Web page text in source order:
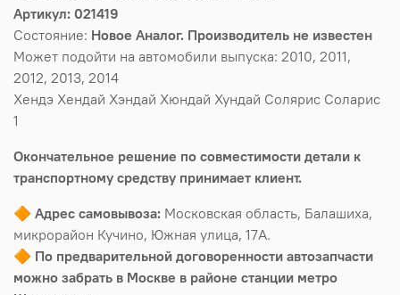
Артикул: 021419
Состояние: Новое Аналог. Производитель не известен
Может подойти на автомобили выпуска: 2010, 2011,
2012, 2013, 2014
Хендэ Хендай Хэндай Хюндай Хундай Солярис Соларис
1
Окончательное решение по совместимости детали к
транспортному средству принимает клиент.
🔶 Адрес самовывоза: Московская область, Балашиха,
микрорайон Кучино, Южная улица, 17А.
🔶 По предварительной договоренности автозапчасти
можно забрать в Москве в районе станции метро